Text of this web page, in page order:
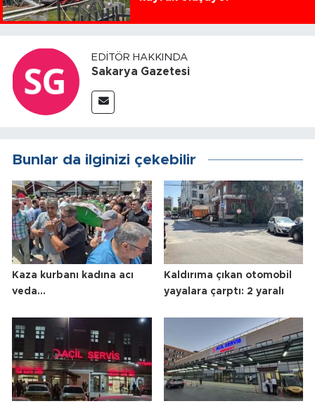
EDITÖR HAKKINDA
Sakarya Gazetesi
Bunlar da ilginizi çekebilir
Kaza kurbanı kadına acı
veda...
Kaldırıma çıkan otomobil
yayalara çarptı: 2 yaralı